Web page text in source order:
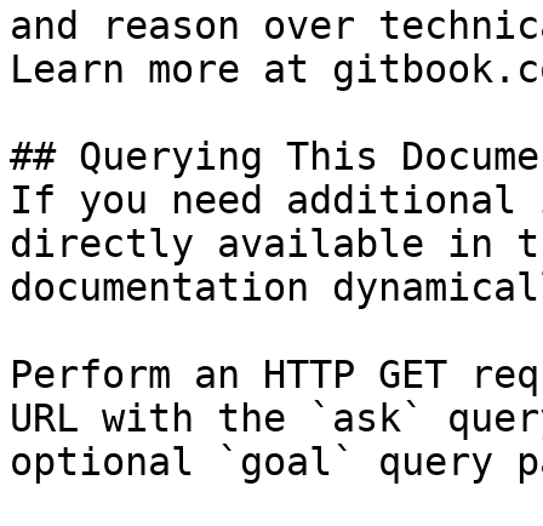
and reason over
Learn more at
## Querying This
If you need
directly available in
documentation
Perform an HTTP GET
URL with the `ask`
optional `goal` query